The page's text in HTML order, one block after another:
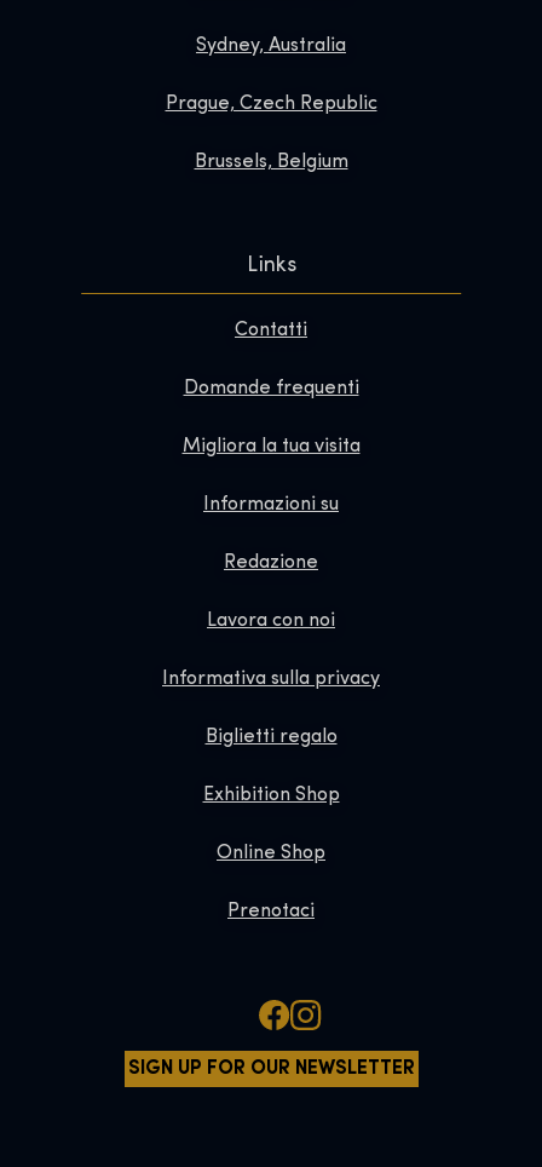
Sydney, Australia
Prague, Czech Republic
Brussels, Belgium
Links
Contatti
Domande frequenti
Migliora la tua visita
Informazioni su
Redazione
Lavora con noi
Informativa sulla privacy
Biglietti regalo
Exhibition Shop
Online Shop
Prenotaci
SIGN UP FOR OUR NEWSLETTER